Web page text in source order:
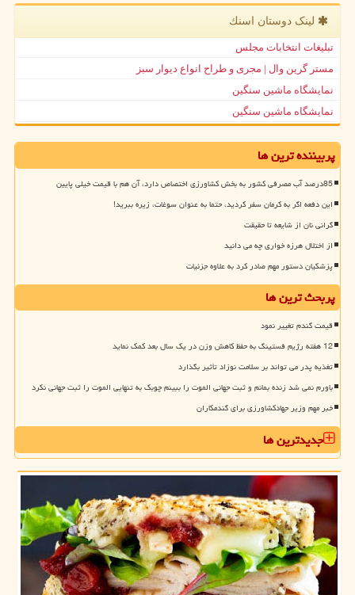
لینک دوستان اسنك
تبلیغات انتخابات مجلس
مستر گرین وال | مجری و طراح انواع دیوار سبز
نمایشگاه ماشین سنگین
نمایشگاه ماشین سنگین
پربیننده ترین ها
85درصد آب مصرفی کشور به بخش کشاورزی اختصاص دارد، آن هم با قیمت خیلی پایین
این دفعه اگر به کرمان سفر کردید، حتما به عنوان سوغات، زیره ببرید!
گرانی نان از شایعه تا حقیقت
از اختلال هرزه خواری چه می دانید
پزشکیان دستور مهم صادر کرد به علاوه جزئیات
پربحث ترین ها
قیمت گندم تغییر نمود
12 هفته رژیم فستینگ به حفظ کاهش وزن در یک سال بعد کمک نماید
تغذیه پدر می تواند بر سلامت نوزاد تأثیر بگذارد
باورم نمی شد زنده بمانم و ثبت جهانی الموت را ببینم چوبک به تنهایی الموت را ثبت جهانی نکرد
خبر مهم وزیر جهادکشاورزی برای گندمکاران
جدیدترین ها